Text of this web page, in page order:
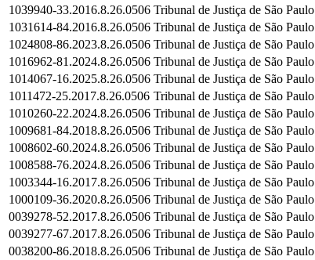
1039940-33.2016.8.26.0506 Tribunal de Justiça de São Paulo
1031614-84.2016.8.26.0506 Tribunal de Justiça de São Paulo
1024808-86.2023.8.26.0506 Tribunal de Justiça de São Paulo
1016962-81.2024.8.26.0506 Tribunal de Justiça de São Paulo
1014067-16.2025.8.26.0506 Tribunal de Justiça de São Paulo
1011472-25.2017.8.26.0506 Tribunal de Justiça de São Paulo
1010260-22.2024.8.26.0506 Tribunal de Justiça de São Paulo
1009681-84.2018.8.26.0506 Tribunal de Justiça de São Paulo
1008602-60.2024.8.26.0506 Tribunal de Justiça de São Paulo
1008588-76.2024.8.26.0506 Tribunal de Justiça de São Paulo
1003344-16.2017.8.26.0506 Tribunal de Justiça de São Paulo
1000109-36.2020.8.26.0506 Tribunal de Justiça de São Paulo
0039278-52.2017.8.26.0506 Tribunal de Justiça de São Paulo
0039277-67.2017.8.26.0506 Tribunal de Justiça de São Paulo
0038200-86.2018.8.26.0506 Tribunal de Justiça de São Paulo